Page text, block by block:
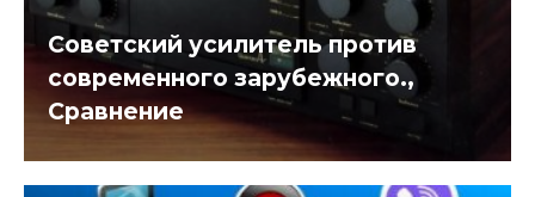
Советский усилитель против
современного зарубежного.,
Сравнение